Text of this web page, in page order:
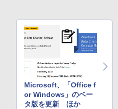
Microsoft、「Office f
or Windows」のベー
タ版を更新 ほか